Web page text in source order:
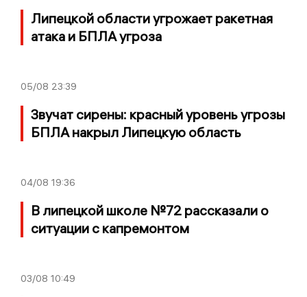
Липецкой области угрожает ракетная
атака и БПЛА угроза
05/08 23:39
Звучат сирены: красный уровень угрозы
БПЛА накрыл Липецкую область
04/08 19:36
В липецкой школе №72 рассказали о
ситуации с капремонтом
03/08 10:49